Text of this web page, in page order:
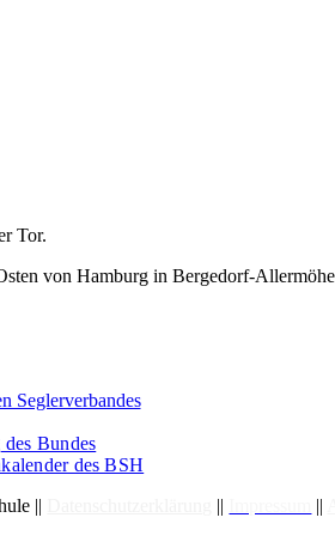
Tor.
von Hamburg in Bergedorf-
Seglerverbandes
des Bundes
des BSH
||
|| ||